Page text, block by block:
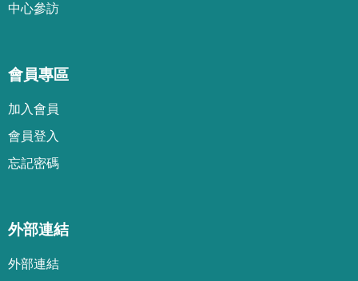
中心參訪
會員專區
加 入會 員
會 員登 入
忘記密碼
外部連結
外部連結